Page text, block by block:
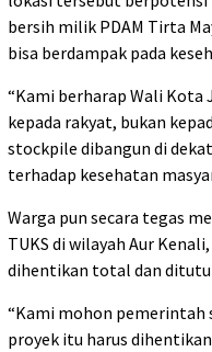
bersih milik PDAM Tirta
bisa berdampak pada
“Kami berharap Wali Kota
kepada rakyat, bukan
stockpile dibangun di
terhadap kesehatan
Warga pun secara tegas
TUKS di wilayah Aur
dihentikan total dan
“Kami mohon pemerintah
proyek itu harus